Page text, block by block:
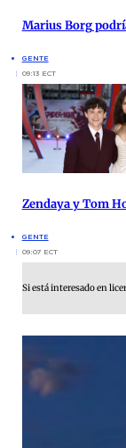
Marius Borg
GENTE
09:13 ECT
Zendaya y Tom
GENTE
09:07 ECT
Si está interesado en